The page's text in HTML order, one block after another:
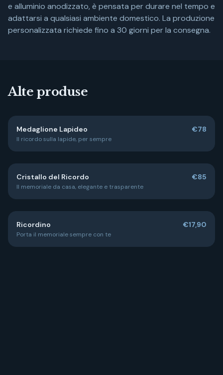
e alluminio anodizzato, è pensata per durare nel tempo e
adattarsi a qualsiasi ambiente domestico. La produzione
personalizzata richiede fino a 30 giorni per la consegna.
Alte produse
Medaglione Lapideo
Il ricordo sulla lapide, per sempre
€78
Cristallo del Ricordo
Il memoriale da casa, elegante e trasparente
€85
Ricordino
Porta il memoriale sempre con te
€17,90